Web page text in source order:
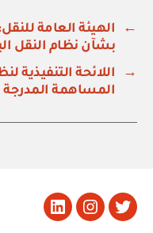
←
بشآن نظام النقل
→
اللائحة
المساهمة المدرجة
تويتر Instagram
LinkedIn